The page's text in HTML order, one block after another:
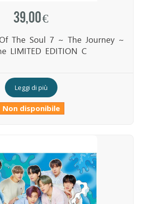
39,00 €
The Soul 7 ~ The Journey ~
LIMITED EDITION C
Leggi di più
Non disponibile